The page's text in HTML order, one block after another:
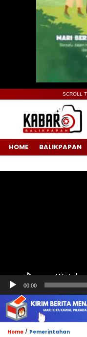
SCROLL
HOME BALIKPAPAN
00:00
Home / Pemerintahan